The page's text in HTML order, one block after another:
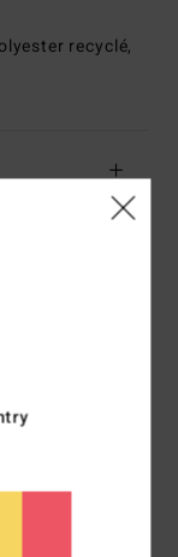
recyclé,
2026
produit